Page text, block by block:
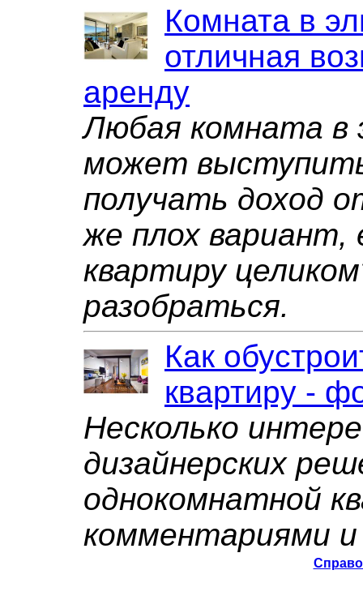
Комната в
отличная
аренду
Любая комната в
может
получать доход
же плох вариант,
квартиру
разобраться.
Как
квартиру -
Несколько
дизайнерских
однокомнатной
комментариями и